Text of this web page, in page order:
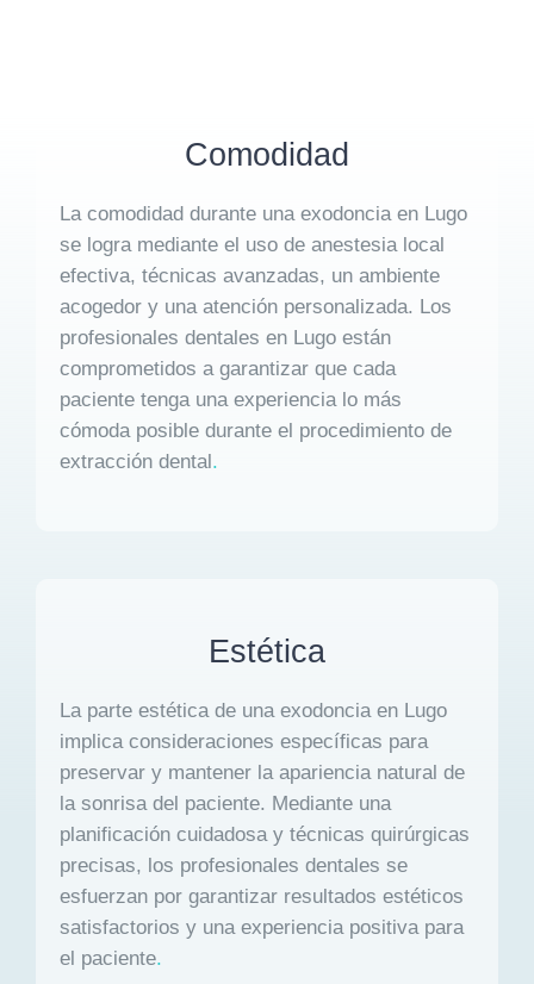
Comodidad
La comodidad durante una exodoncia en Lugo
se logra mediante el uso de anestesia local
efectiva, técnicas avanzadas, un ambiente
acogedor y una atención personalizada. Los
profesionales dentales en Lugo están
comprometidos a garantizar que cada
paciente tenga una experiencia lo más
cómoda posible durante el procedimiento de
extracción dental.
Estética
La parte estética de una exodoncia en Lugo
implica consideraciones específicas para
preservar y mantener la apariencia natural de
la sonrisa del paciente. Mediante una
planificación cuidadosa y técnicas quirúrgicas
precisas, los profesionales dentales se
esfuerzan por garantizar resultados estéticos
satisfactorios y una experiencia positiva para
el paciente.